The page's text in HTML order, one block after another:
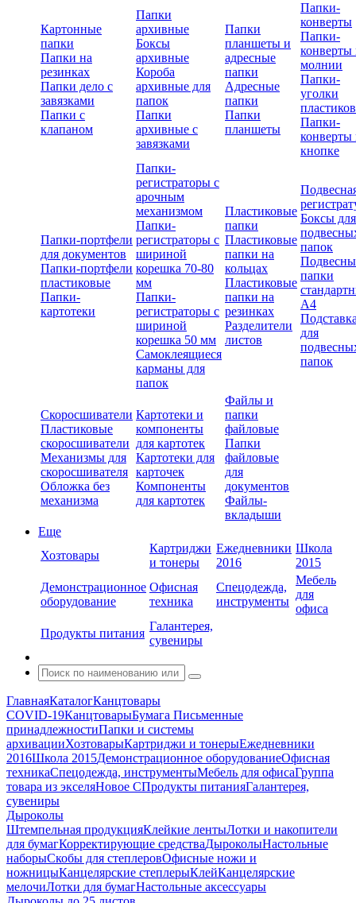
Картонные
папки
Папки на
резинках
Папки дело с
завязками
Папки с
клапаном
Папки
архивные
Боксы
архивные
Короба
архивные для
папок
Папки
архивные с
завязками
Папки
планшеты и
адресные
папки
Адресные
папки
Папки
планшеты
Папки-
конверты
Папки-
конверты
молнии
Папки-
уголки
Папки-
конверты
кнопке
Папки-портфели
для документов
Папки-портфели
пластиковые
Папки-
картотеки
Папки-
регистраторы с
арочным
механизмом
Папки-
регистраторы с
шириной
корешка 70-80
мм
Папки-
регистраторы с
шириной
корешка 50 мм
Самоклеящиеся
карманы для
папок
Пластиковые
папки
Пластиковые
папки на
кольцах
Пластиковые
папки на
резинках
Разделители
листов
Боксы для
папок
папки
А4
для
папок
Скоросшиватели
Пластиковые
скоросшиватели
Механизмы для
скоросшивателя
Обложка без
механизма
Картотеки и
компоненты
для картотек
Картотеки для
карточек
Компоненты
для картотек
Файлы и
папки
файловые
Папки
файловые
для
документов
Файлы-
вкладыши
Еще
Хозтовары
Картриджи
и тонеры
Ежедневники
2016
Школа
2015
Демонстрационное
оборудование
Офисная
техника
Спецодежда,
инструменты
Мебель
для
офиса
Продукты питания
Галантерея,
сувениры
ГлавнаяКаталогКанцтовары
COVID-19КанцтоварыБумага Письменные
принадлежностиПапки и системы
архивацииХозтоварыКартриджи и тонерыЕжедневники
2016Школа 2015Демонстрационное оборудованиеОфисная
техникаСпецодежда, инструментыМебель для офисаГруппа
товара из экселяНовое СПродукты питанияГалантерея,
сувениры
Дыроколы
Штемпельная продукцияКлейкие лентыЛотки и накопители
для бумагКорректирующие средстваДыроколыНастольные
наборыСкобы для степлеровОфисные ножи и
ножницыКанцелярские степлерыКлейКанцелярские
мелочиЛотки для бумагНастольные аксессуары